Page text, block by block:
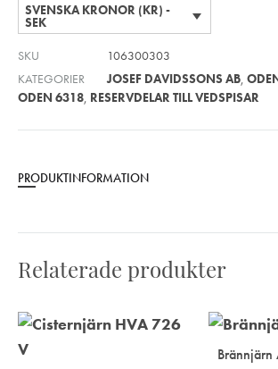
SVENSKA KRONOR (KR) -
SEK
SKU
106300303
KATEGORIER
JOSEF DAVIDSSONS AB,
ODEN 6318, RESERVDELAR TILL VEDSPISAR
PRODUKTINFORMATION
Relaterade produkter